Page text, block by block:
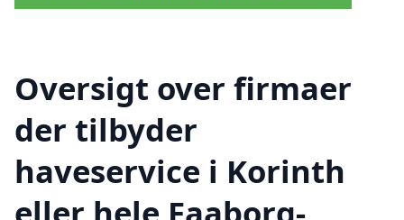
Oversigt over firmaer
der tilbyder
haveservice i Korinth